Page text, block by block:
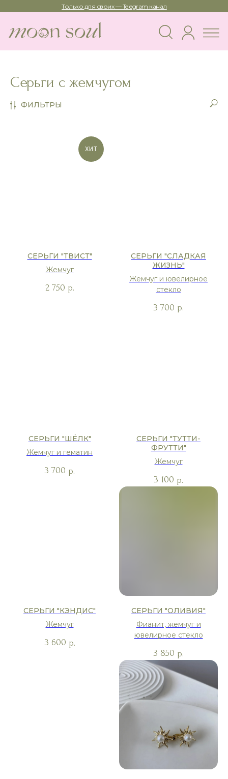
Только для своих — Telegram канал
Серьги с жемчугом
ФИЛЬТРЫ
ХИТ
СЕРЬГИ "ТВИСТ"
Жемчуг
2 750 р.
СЕРЬГИ "СЛАДКАЯ
ЖИЗНЬ"
Жемчуг и ювелирное
стекло
3 700 р.
СЕРЬГИ "ШЁЛК"
Жемчуг и гематин
3 700 р.
СЕРЬГИ "ТУТТИ-
ФРУТТИ"
Жемчуг
3 100 р.
СЕРЬГИ "КЭНДИС"
Жемчуг
3 600 р.
СЕРЬГИ "ОЛИВИЯ"
Фианит, жемчуг и
ювелирное стекло
3 850 р.